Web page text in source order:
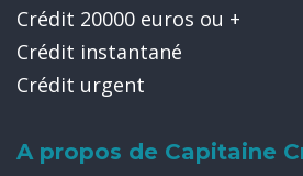
Crédit 20000 euros ou +
Crédit instantané
Crédit urgent
A propos de Capitaine